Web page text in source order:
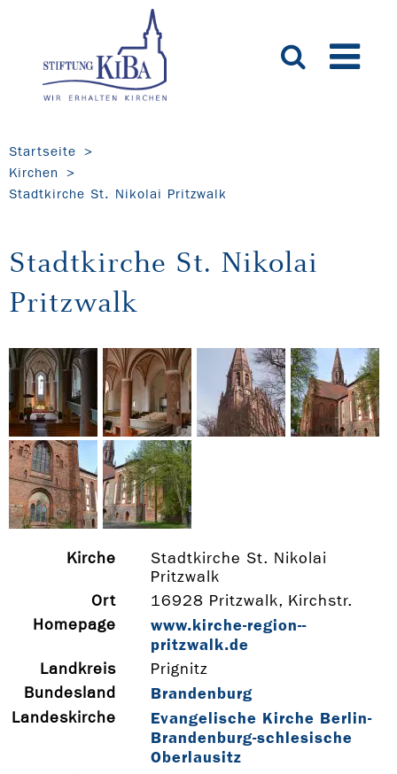
Startseite
Kirchen
Stadtkirche St. Nikolai Pritzwalk
Stadtkirche St. Nikolai
Pritzwalk
Kirche
Stadtkirche St. Nikolai
Pritzwalk
Ort
16928 Pritzwalk, Kirchstr.
Homepage
www.kirche-­region-­
pritzwalk.de
Landkreis
Prignitz
Bundesland
Brandenburg
Landeskirche
Evangelische Kirche Berlin-
Brandenburg-schlesische
Oberlausitz